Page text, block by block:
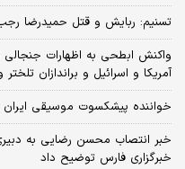
تسنیم: ربایش و قتل حمیدرضا
واکنش ابطحی به اظهارات
آمریکا و اسرائیل و براندازان
خواننده پیشکسوت موسیقی
خبر انتصاب محسن رضایی به
خبرگزاری فارس توضیح داد